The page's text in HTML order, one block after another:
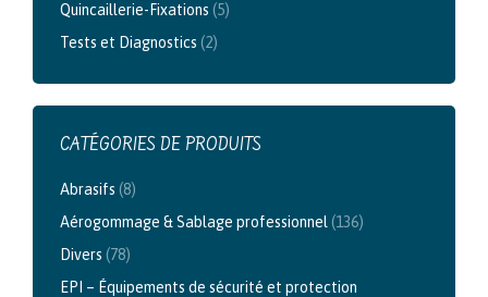
Quincaillerie-Fixations (5)
Tests et Diagnostics (2)
CATÉGORIES DE PRODUITS
Abrasifs (8)
Aérogommage & Sablage professionnel (136)
Divers (78)
EPI – Équipements de sécurité et protection